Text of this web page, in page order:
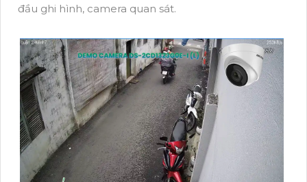
đầu ghi hình, camera quan sát.